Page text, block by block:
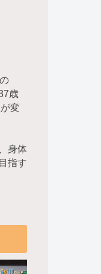
歳
変
身体
指す